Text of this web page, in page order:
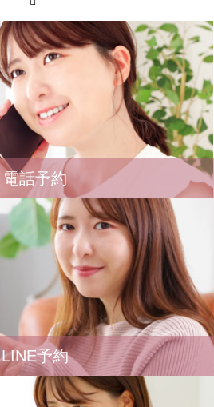
電話予約
LINE予約